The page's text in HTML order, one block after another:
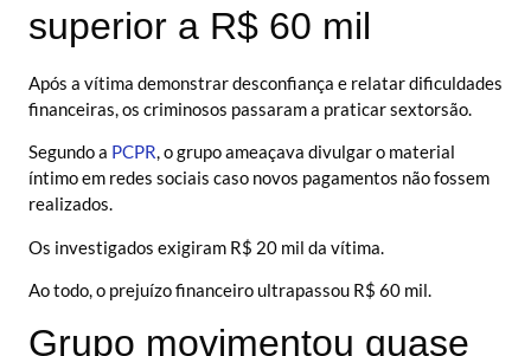
superior a R$ 60 mil
Após a vítima demonstrar desconfiança e relatar dificuldades
financeiras, os criminosos passaram a praticar sextorsão.
Segundo a PCPR, o grupo ameaçava divulgar o material
íntimo em redes sociais caso novos pagamentos não fossem
realizados.
Os investigados exigiram R$ 20 mil da vítima.
Ao todo, o prejuízo financeiro ultrapassou R$ 60 mil.
Grupo movimentou quase